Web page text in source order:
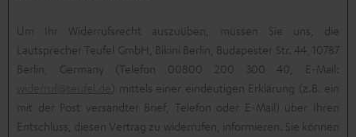
Um Ihr Widerrufsrecht auszuüben, müssen Sie uns, die
Lautsprecher Teufel GmbH, Bikini Berlin, Budapester Str. 44, 10787
Berlin, Germany (Telefon 00800 200 300 40, E-Mail:
) mittels einer eindeutigen Erklärung (z.B. ein
mit der Post versandter Brief, Telefon oder E-Mail) über Ihren
Entschluss, diesen Vertrag zu widerrufen, informieren. Sie können